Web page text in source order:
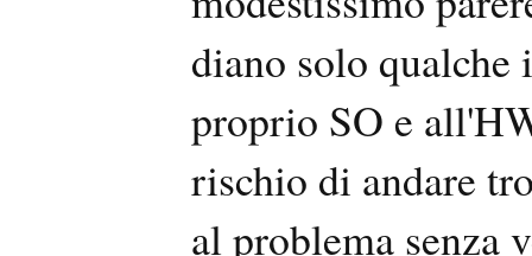
diano solo
proprio SO e
rischio di andare
al problema senza